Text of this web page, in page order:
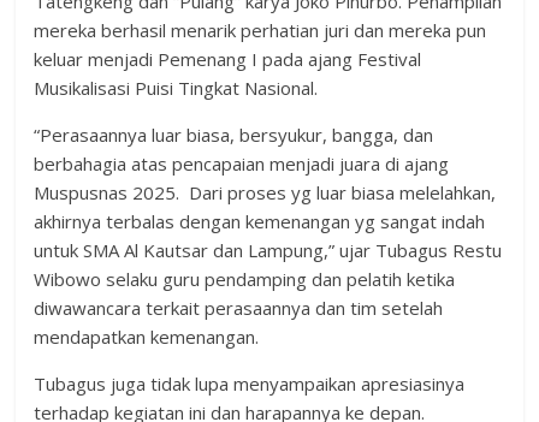
mereka berhasil menarik perhatian juri dan mereka pun
keluar menjadi Pemenang I pada ajang Festival
Musikalisasi Puisi Tingkat Nasional.
“Perasaannya luar biasa, bersyukur, bangga, dan
berbahagia atas pencapaian menjadi juara di ajang
Muspusnas 2025. Dari proses yg luar biasa melelahkan,
akhirnya terbalas dengan kemenangan yg sangat indah
untuk SMA Al Kautsar dan Lampung,” ujar Tubagus Restu
Wibowo selaku guru pendamping dan pelatih ketika
diwawancara terkait perasaannya dan tim setelah
mendapatkan kemenangan.
Tubagus juga tidak lupa menyampaikan apresiasinya
terhadap kegiatan ini dan harapannya ke depan.